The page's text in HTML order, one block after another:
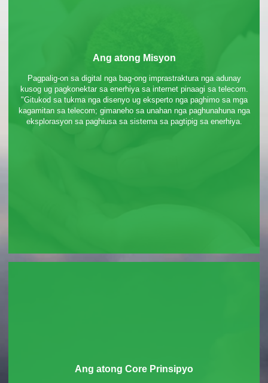
Ang atong Misyon
Pagpalig-on sa digital nga bag-ong imprastraktura nga adunay
kusog ug pagkonektar sa enerhiya sa internet pinaagi sa telecom.
"Gitukod sa tukma nga disenyo ug eksperto nga paghimo sa mga
kagamitan sa telecom; gimaneho sa unahan nga paghunahuna nga
eksplorasyon sa paghiusa sa sistema sa pagtipig sa enerhiya.
Ang atong Core Prinsipyo